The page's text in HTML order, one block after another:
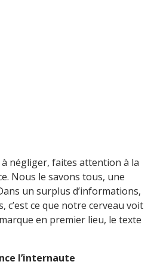
négliger, faites attention à la
Nous le savons tous, une
un surplus d’informations,
c’est ce que notre cerveau voit
en premier lieu, le texte
l’internaute